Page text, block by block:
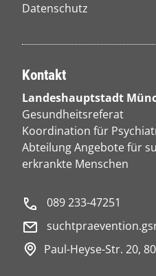
Datenschutz
Kontakt
Landeshauptstadt
Gesundheitsreferat
Koordination für
Abteilung Angebote für
erkrankte Menschen
089 233-47251
Paul-Heyse-Str. 20,